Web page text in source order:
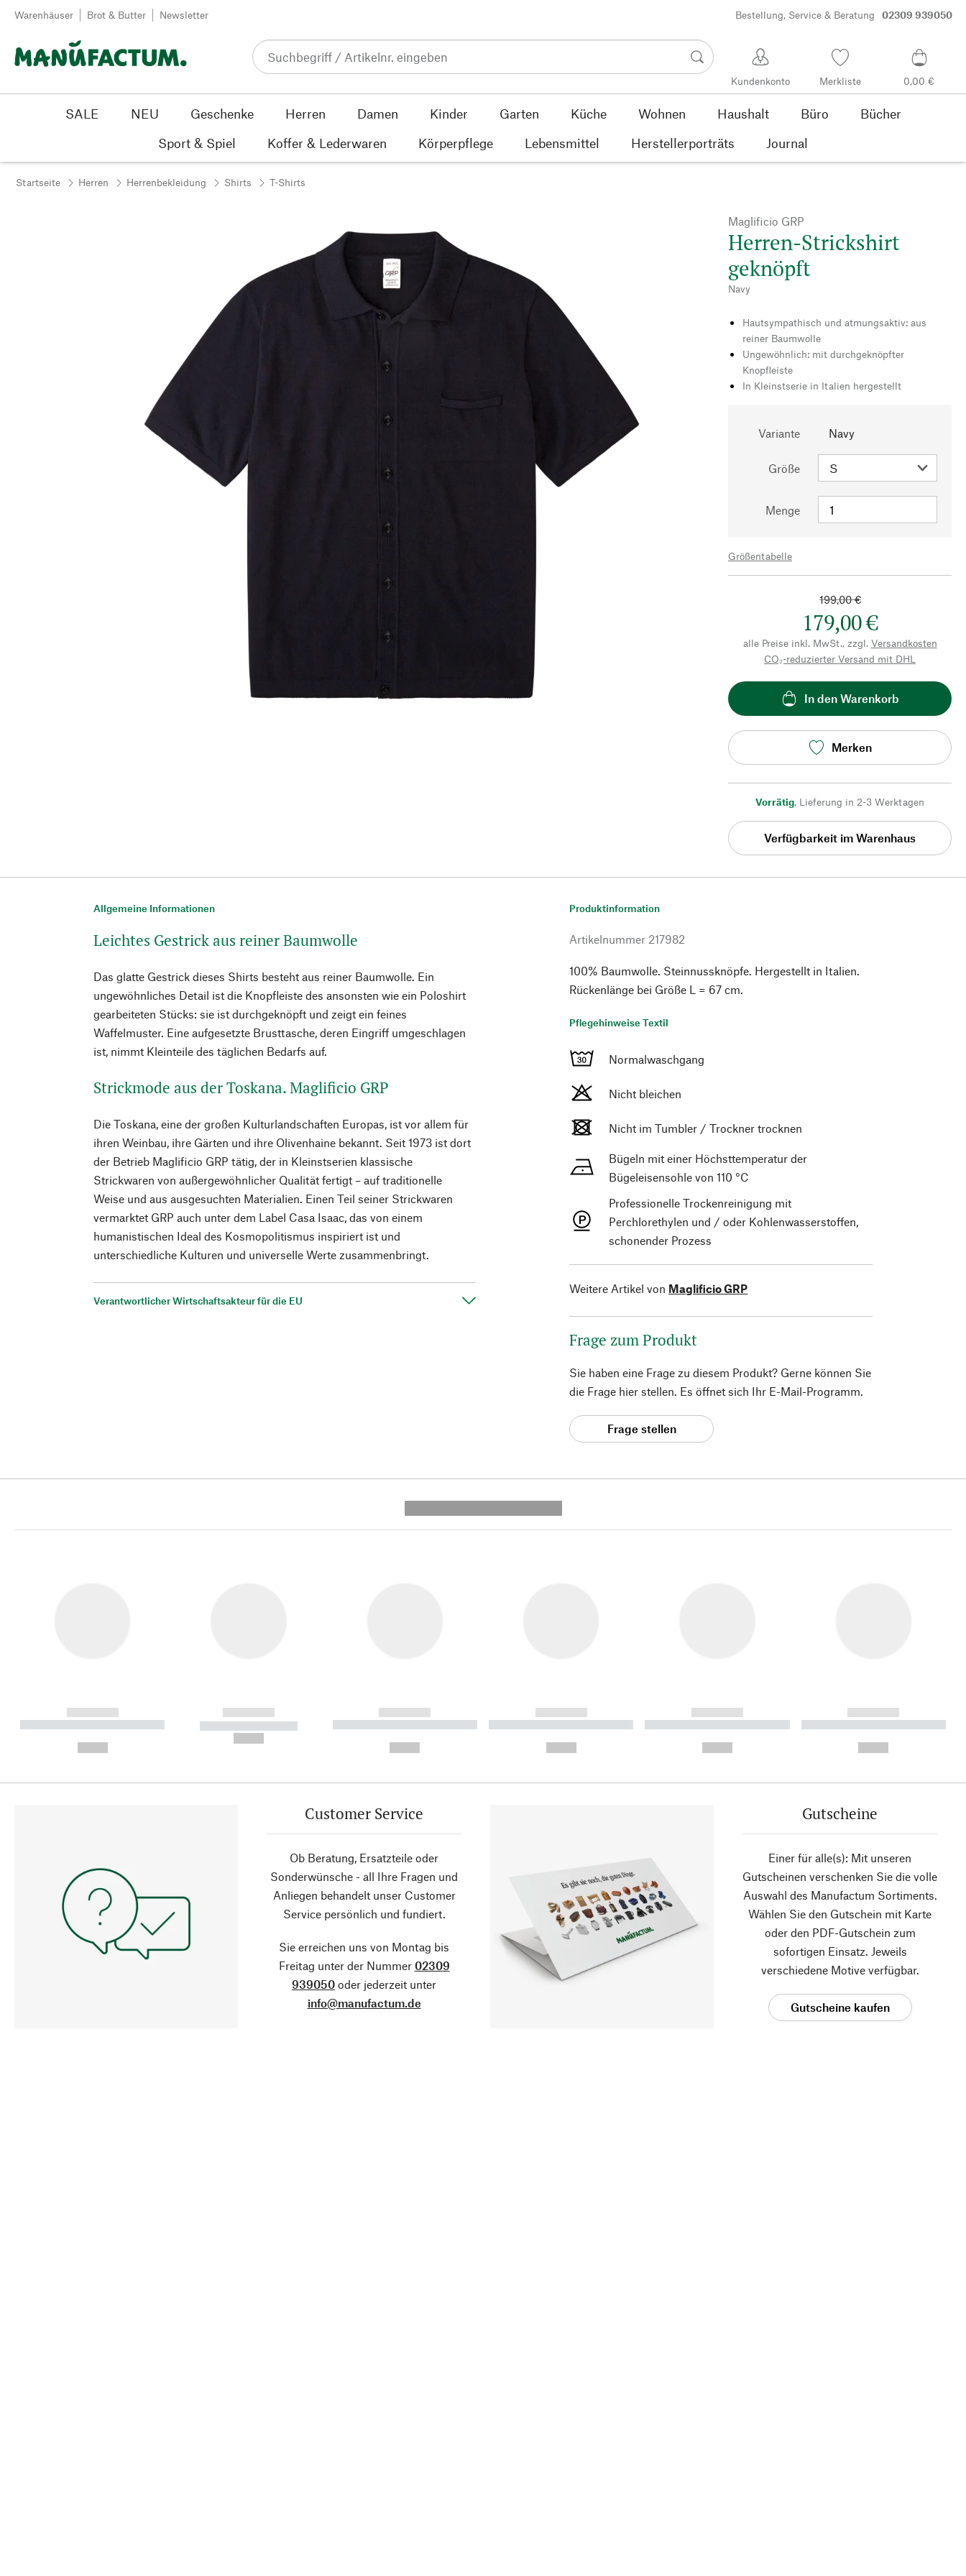
Zum Inhalt springen
Warenhäuser Brot & Butter Newsletter Bestellung, Service & Beratung 02309 939050
Kundenkonto Merkliste 0,00 €
SALE NEU Geschenke Herren Damen Kinder Garten Küche Wohnen Haushalt Büro
Bücher
Sport & Spiel
Koffer & Lederwaren Körperpflege Lebensmittel Herstellerporträts Journal
Startseite Herren Herrenbekleidung Shirts T-Shirts
Maglificio GRP
Herren-Strickshirt
geknöpft
Navy
Hautsympathisch und atmungsaktiv: aus
reiner Baumwolle
Ungewöhnlich: mit durchgeknöpfter
Knopfleiste
In Kleinstserie in Italien hergestellt
Variante Navy
Größe
Menge
Größentabelle
199,00 €
179,00 €
alle Preise inkl. MwSt., zzgl. Versandkosten
CO₂-reduzierter Versand mit DHL
In den Warenkorb
Merken
Vorrätig, Lieferung in 2-3 Werktagen
Verfügbarkeit im Warenhaus
Allgemeine Informationen
Leichtes Gestrick aus reiner Baumwolle
Das glatte Gestrick dieses Shirts besteht aus reiner Baumwolle. Ein
ungewöhnliches Detail ist die Knopfleiste des ansonsten wie ein Poloshirt
gearbeiteten Stücks: sie ist durchgeknöpft und zeigt ein feines
Waffelmuster. Eine aufgesetzte Brusttasche, deren Eingriff umgeschlagen
ist, nimmt Kleinteile des täglichen Bedarfs auf.
Strickmode aus der Toskana. Maglificio GRP
Die Toskana, eine der großen Kulturlandschaften Europas, ist vor allem für
ihren Weinbau, ihre Gärten und ihre Olivenhaine bekannt. Seit 1973 ist dort
der Betrieb Maglificio GRP tätig, der in Kleinstserien klassische
Strickwaren von außergewöhnlicher Qualität fertigt – auf traditionelle
Weise und aus ausgesuchten Materialien. Einen Teil seiner Strickwaren
vermarktet GRP auch unter dem Label Casa Isaac, das von einem
humanistischen Ideal des Kosmopolitismus inspiriert ist und
unterschiedliche Kulturen und universelle Werte zusammenbringt.
Verantwortlicher Wirtschaftsakteur für die EU
Produktinformation
Artikelnummer 217982
100% Baumwolle. Steinnussknöpfe. Hergestellt in Italien.
Rückenlänge bei Größe L = 67 cm.
Pflegehinweise Textil
Normalwaschgang
Nicht bleichen
Nicht im Tumbler / Trockner trocknen
Bügeln mit einer Höchsttemperatur der
Bügeleisensohle von 110 °C
Professionelle Trockenreinigung mit
Perchlorethylen und / oder Kohlenwasserstoffen,
schonender Prozess
Weitere Artikel von Maglificio GRP
Frage zum Produkt
Sie haben eine Frage zu diesem Produkt? Gerne können Sie
die Frage hier stellen. Es öffnet sich Ihr E-Mail-Programm.
Frage stellen
------------
----------- ----------- ----------
------------
----------- -----------
------------
----------- ----------- ----------
------------
----------- ----------- ----------
------------
----------- ----------- ----------
------------
----------- ----------- ----------
Customer Service
Ob Beratung, Ersatzteile oder
Sonderwünsche - all Ihre Fragen und
Anliegen behandelt unser Customer
Service persönlich und fundiert.
Sie erreichen uns von Montag bis
Freitag unter der Nummer 02309
939050 oder jederzeit unter
info@manufactum.de
Gutscheine
Einer für alle(s): Mit unseren
Gutscheinen verschenken Sie die volle
Auswahl des Manufactum Sortiments.
Wählen Sie den Gutschein mit Karte
oder den PDF-Gutschein zum
sofortigen Einsatz. Jeweils
verschiedene Motive verfügbar.
Gutscheine kaufen